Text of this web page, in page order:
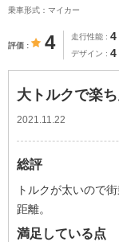
乗車形式：マイカー
評価 4 走行性能 4
デザイン 4
大トルクで楽
2021.11.22
総評
トルクが太いので
距離。
満足している点